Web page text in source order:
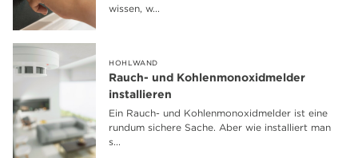
wissen, w...
HOHLWAND
Rauch- und Kohlenmonoxidmelder
installieren
Ein Rauch- und Kohlenmonoxidmelder ist eine
rundum sichere Sache. Aber wie installiert man
s...